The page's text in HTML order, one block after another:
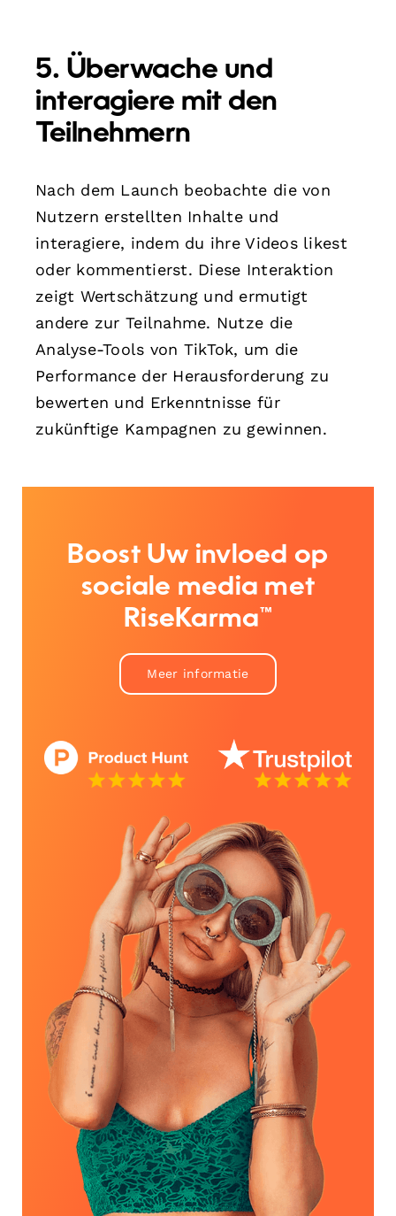
5. Überwache und
interagiere mit den
Teilnehmern
Nach dem Launch beobachte die von
Nutzern erstellten Inhalte und
interagiere, indem du ihre Videos likest
oder kommentierst. Diese Interaktion
zeigt Wertschätzung und ermutigt
andere zur Teilnahme. Nutze die
Analyse-Tools von TikTok, um die
Performance der Herausforderung zu
bewerten und Erkenntnisse für
zukünftige Kampagnen zu gewinnen.
Boost Uw invloed op
sociale media met
RiseKarma™
Meer informatie